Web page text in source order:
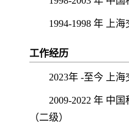
1994-1998 年 上海
工作经历
2023年 -至今 上海
2009-2022年 中国
（二级）